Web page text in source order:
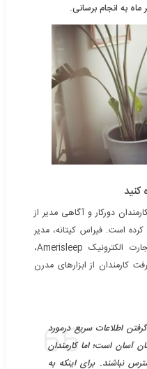
ماه به انجام برسانی.
کنید
دورکار و آگاهی مدیر از
است. فیراس کیتانه، مدیر
ارشد اجرایی و از موسسان برند تجارت الکترونیک Amerisleep،
کارمندان از ابزارهای مدرن
اطلاعات سریع درمورد
آسان است؛ اما کارمندان
نباشند. برای اینکه به